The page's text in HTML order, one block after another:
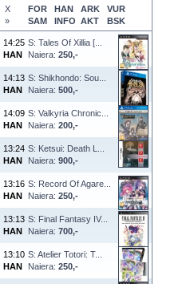
X FOR HAN ARK
VUR
»
SAM INFO AKT BSK
14:25
HAN
S: Tales Of Xillia [...
Naiera: 250,-
14:13
HAN
S: Shikhondo: Sou...
Naiera: 500,-
14:09
HAN
S: Valkyria Chronic...
Naiera: 200,-
13:24
HAN
S: Ketsui: Death L...
Naiera: 900,-
13:16
HAN
S: Record Of Agare...
Naiera: 250,-
13:13
HAN
S: Final Fantasy IV...
Naiera: 700,-
13:10
HAN
S: Atelier Totori: T...
Naiera: 250,-